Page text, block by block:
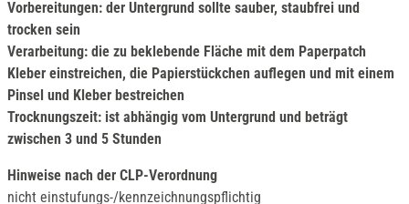
Vorbereitungen: der Untergrund sollte sauber, staubfrei und
trocken sein
Verarbeitung: die zu beklebende Fläche mit dem Paperpatch
Kleber einstreichen, die Papierstückchen auflegen und mit einem
Pinsel und Kleber bestreichen
Trocknungszeit: ist abhängig vom Untergrund und beträgt
zwischen 3 und 5 Stunden
Hinweise nach der CLP-Verordnung
nicht einstufungs-/kennzeichnungspflichtig